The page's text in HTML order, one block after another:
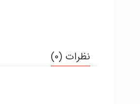
نظرات (0)